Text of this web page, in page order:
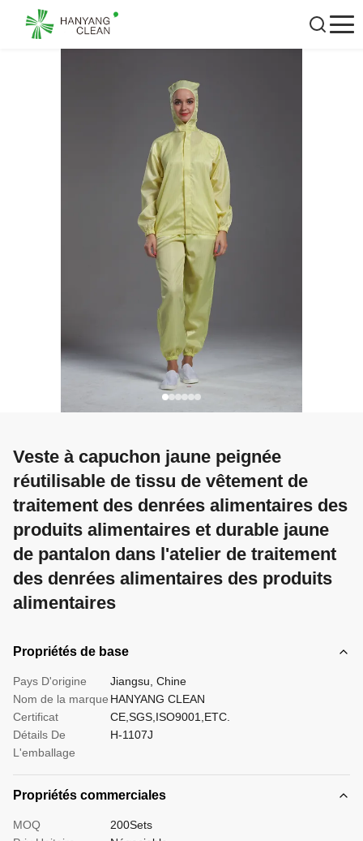
Veste à capuchon jaune peignée
réutilisable de tissu de vêtement de
traitement des denrées alimentaires des
produits alimentaires et durable jaune
de pantalon dans l'atelier de traitement
des denrées alimentaires des produits
alimentaires
Propriétés de base
Pays D'origine
Jiangsu, Chine
Nom de la marque HANYANG CLEAN
Certificat
CE,SGS,ISO9001,ETC.
Détails De
L'emballage
H-1107J
Propriétés commerciales
MOQ
200Sets